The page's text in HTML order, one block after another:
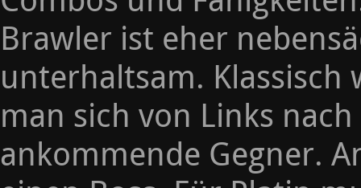
Brawler ist eher
unterhaltsam. Klassisch
man sich von Links
ankommende Gegner.